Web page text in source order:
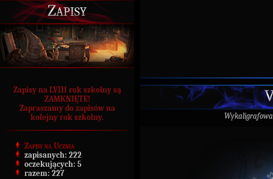
Zapisy
Zapisy na LVIII rok szkolny są
ZAMKNIĘTE!
Zapraszamy do zapisów na
kolejny rok szkolny.
Zapisy na Ucznia
zapisanych: 222
oczekujących: 5
razem: 227